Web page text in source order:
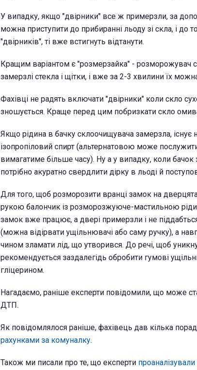
У випадку, якщо "двірники" все ж примерзли, за
можна приступити до прибиранні льоду зі скла, і до
"двірників", ті вже встигнуть відтанути.
Кращим варіантом є "розмерзайка" - розморожувач
замерзлі стекла і щітки, і вже за 2-3 хвилини їх
Фахівці не радять включати "двірники" коли скло
зношується. Краще перед цим побризкати скло
Якщо рідина в бачку склоочищувача замерзла, існує
ізопропіловий спирт (альтернатовою може
вимагатиме більше часу). Ну а у випадку, коли
потрібно акуратно свердлити дірку в льоді й
Для того, щоб розморозити вранці замок на
рукою балончик із розморозжуюче-мастильною
замок вже працює, а двері примерзли і не
(можна відірвати ущільнювачі або саму ручку), а
чином зламати лід, що утворився. До речі, щоб
рекомендується заздалегідь обробити гумові
гліцерином.
Нагадаємо, раніше експерти повідомили, що може
ДТП.
Як повідомлялося раніше, фахівець дав кілька
рахунками за комуналку.
Також ми писали про те, що експерти